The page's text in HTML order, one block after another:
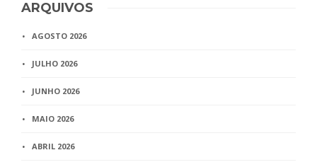
ARQUIVOS
AGOSTO 2026
JULHO 2026
JUNHO 2026
MAIO 2026
ABRIL 2026